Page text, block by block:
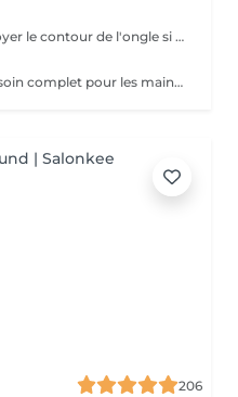
Mini beauté des pieds pour nettoyer le contour de l'ongle si nécessaire. Si l'enfant le souhaite nous lui offrons la pose vernis avec les couleurs biosourcées totalement naturelles.
La manucure Brésilienne est un soin complet pour les mains et les ongles. Tout au long du traitement vos mains sont dans des gants imbibés de crème nourrissante. Vos mains en ressortent toutes douces et parfaitement hydratées.
206